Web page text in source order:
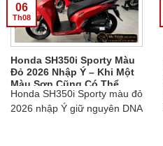
Honda SH350i Sporty Màu
Đỏ 2026 Nhập Ý – Khi Một
Màu Sơn Cũng Có Thể
Thay Đổi Thần Thái Của Cả
Chiếc Xe
Honda SH350i Sporty màu đỏ
2026 nhập Ý giữ nguyên DNA
06
Th08